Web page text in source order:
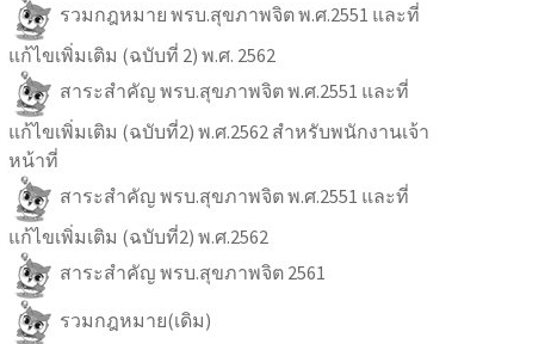
รวมกฎหมาย พรบ.สุขภาพจิต พ.ศ.2551 และที่
แก้ไขเพิ่มเติม (ฉบับที่ 2) พ.ศ. 2562
สาระสำคัญ พรบ.สุขภาพจิต พ.ศ.2551 และที่
แก้ไขเพิ่มเติม (ฉบับที่2) พ.ศ.2562 สำหรับพนักงานเจ้า
หน้าที่
สาระสำคัญ พรบ.สุขภาพจิต พ.ศ.2551 และที่
แก้ไขเพิ่มเติม (ฉบับที่2) พ.ศ.2562
สาระสำคัญ พรบ.สุขภาพจิต 2561
รวมกฎหมาย(เดิม)